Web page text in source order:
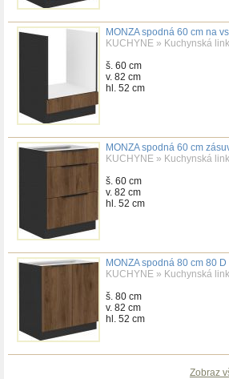
MONZA spodná 60 cm na
KUCHYNE » Kuchynská
š. 60 cm
v. 82 cm
hl. 52 cm
MONZA spodná 60 cm
KUCHYNE » Kuchynská
š. 60 cm
v. 82 cm
hl. 52 cm
MONZA spodná 80 cm 80 D
KUCHYNE » Kuchynská
š. 80 cm
v. 82 cm
hl. 52 cm
Zobraz